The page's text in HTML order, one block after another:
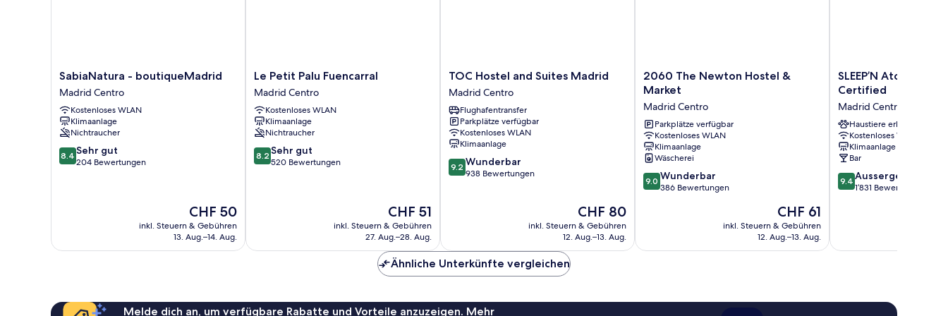
SabiaNatura
-
boutiqueMadrid
Madrid
Centro
SabiaNatura - boutiqueMadrid
Madrid Centro
Kostenloses WLAN
Klimaanlage
Nichtraucher
8.4
von
8.4 Sehr gut
204 Bewertungen
Der
Preis
beträgt
CHF 50
inkl. Steuern & Gebühren
13. Aug.–14. Aug.
Le
Petit
Palu
Fuencarral
Madrid
Centro
Le Petit Palu Fuencarral
Madrid Centro
Kostenloses WLAN
Klimaanlage
Nichtraucher
8.2
von
8.2 Sehr gut
520 Bewertungen
Der
Preis
beträgt
CHF 51
inkl. Steuern & Gebühren
27. Aug.–28. Aug.
TOC
Hostel
and
Suites
Madrid
Madrid
Centro
TOC Hostel and Suites Madrid
Madrid Centro
Flughafentransfer
Parkplätze verfügbar
Kostenloses WLAN
Klimaanlage
9.2
von
9.2 Wunderbar
938 Bewertungen
Der
Preis
beträgt
CHF 80
inkl. Steuern & Gebühren
12. Aug.–13. Aug.
2060
The
Hostel
&
Market
Madrid
Centro
2060 The Newton Hostel &
Market
Madrid Centro
Parkplätze verfügbar
Kostenloses WLAN
Klimaanlage
Wäscherei
9.0
von
9.0 Wunderbar
386 Bewertungen
Der
Preis
beträgt
CHF 61
inkl. Steuern & Gebühren
12. Aug.–13. Aug.
SLEEP’N
Atocha
B
Corp
Certified
Madrid
Centro
SLEEP’N Atocha – B
Certified
Madrid Centro
Haustiere erlaubt
Kostenloses WLAN
Klimaanlage
Bar
9.4
von
9.4 Aussergewöhnlich
1’831 Bewertungen
Ähnliche Unterkünfte vergleichen
Melde dich an, um verfügbare Rabatte und Vorteile anzuzeigen. Mehr